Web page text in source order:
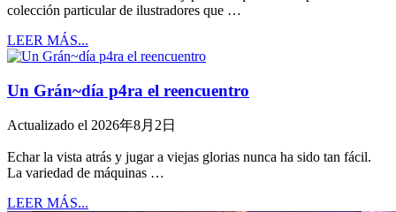
colección particular de ilustradores que …
LEER MÁS...
Un Grán~día p4ra el reencuentro
Actualizado el 2026年8月2日
Echar la vista atrás y jugar a viejas glorias nunca ha sido tan fácil.
La variedad de máquinas …
LEER MÁS...